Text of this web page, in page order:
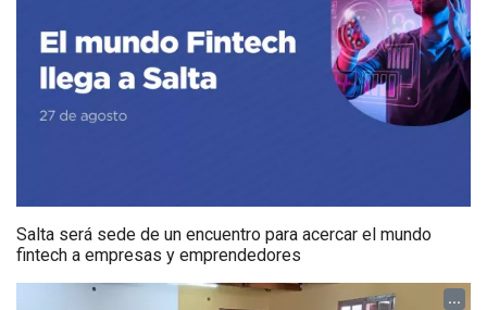
Salta será sede de un encuentro para acercar el mundo
fintech a empresas y emprendedores
...